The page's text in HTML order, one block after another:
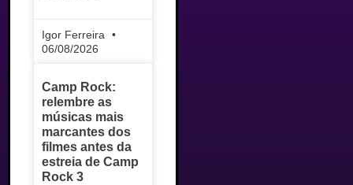
Igor Ferreira
06/08/2026
Camp Rock:
relembre as
músicas mais
marcantes dos
filmes antes da
estreia de Camp
Rock 3